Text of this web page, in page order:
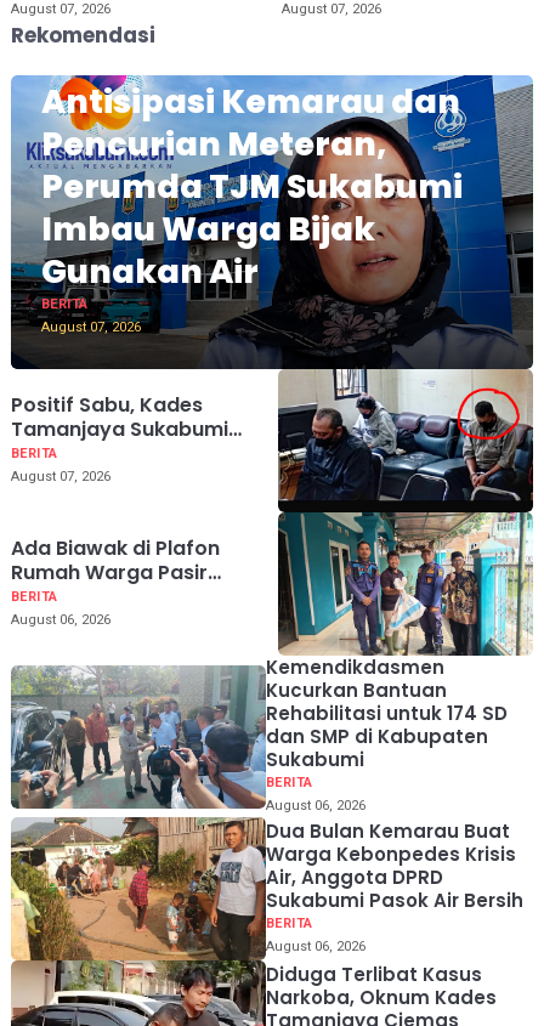
August 07, 2026
August 07, 2026
Rekomendasi
Antisipasi Kemarau dan
Pencurian Meteran,
Perumda TJM Sukabumi
Imbau Warga Bijak
Gunakan Air
BERITA
August 07, 2026
Positif Sabu, Kades
Tamanjaya Sukabumi
Ditetapkan sebagai
Korban dan Bakal
BERITA
August 07, 2026
Ada Biawak di Plafon
Rumah Warga Pasir
Halang Sukaraja, Damkar
Turun Tangan
BERITA
August 06, 2026
Kemendikdasmen
Kucurkan Bantuan
Rehabilitasi untuk 174 SD
dan SMP di Kabupaten
Sukabumi
BERITA
August 06, 2026
Dua Bulan Kemarau Buat
Warga Kebonpedes Krisis
Air, Anggota DPRD
Sukabumi Pasok Air Bersih
BERITA
August 06, 2026
Diduga Terlibat Kasus
Narkoba, Oknum Kades